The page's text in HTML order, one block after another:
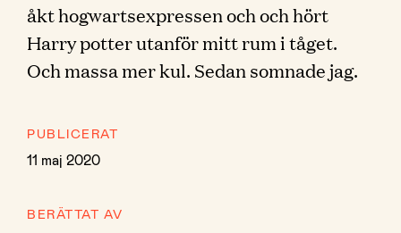
åkt hogwartsexpressen och och hört
Harry potter utanför mitt rum i tåget.
Och massa mer kul. Sedan somnade jag.
PUBLICERAT
11 maj 2020
BERÄTTAT AV